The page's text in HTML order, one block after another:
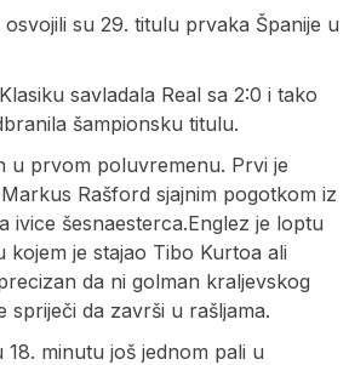
su 29. titulu prvaka Španije u
savladala Real sa 2:0 i tako
šampionsku titulu.
u prvom poluvremenu. Prvi je
Rašford sjajnim pogotkom iz
ivice šesnaesterca.Englez je loptu
kojem je stajao Tibo Kurtoa ali
da ni golman kraljevskog
spriječi da završi u rašljama.
18. minutu još jednom pali u